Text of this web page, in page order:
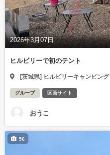
2026年3月07日
ヒルビリーで初のテント
[茨城県] ヒルビリーキャンピング
グループ 区画サイト
おうこ
56